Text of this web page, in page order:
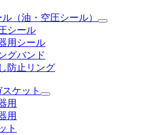
ル （油・空圧シール）
シール
用シール
グバンド
防止リング
ケット
用
用
ト